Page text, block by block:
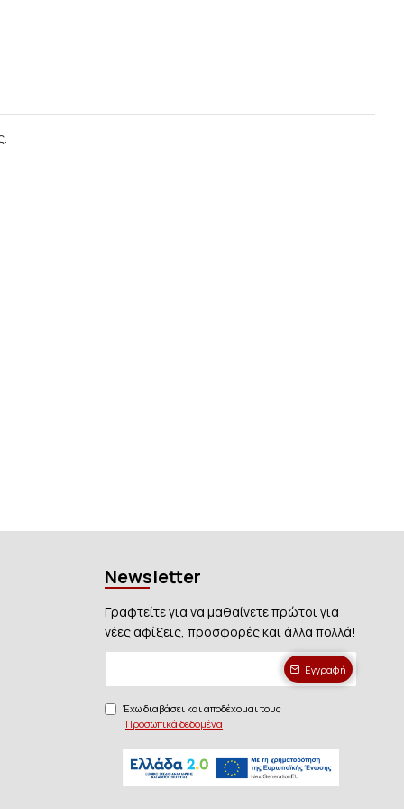
Newsletter
Γραφτείτε για να μαθαίνετε πρώτοι για
νέες αφίξεις, προσφορές και άλλα πολλά!
Εγγραφή
Έχω διαβάσει και αποδέχομαι τους
Προσωπικά δεδομένα